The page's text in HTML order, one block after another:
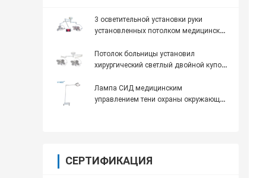
3 осветительной установки руки
установленных потолком медицинских
Потолок больницы установил
хирургический светлый двойной купол
Лампа СИД медицинским
управлением тени охраны окружающей
СЕРТИФИКАЦИЯ